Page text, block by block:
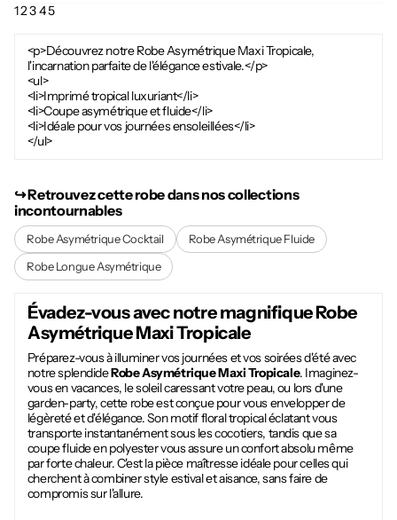
12345
<p>Découvrez notre Robe Asymétrique Maxi Tropicale,
l'incarnation parfaite de l'élégance estivale.</p>
<ul>
<li>Imprimé tropical luxuriant</li>
<li>Coupe asymétrique et fluide</li>
<li>Idéale pour vos journées ensoleillées</li>
</ul>
↪︎ Retrouvez cette robe dans nos collections
incontournables
Robe Asymétrique Cocktail
Robe Asymétrique Fluide
Robe Longue Asymétrique
Évadez-vous avec notre magnifiqueRobe
Asymétrique Maxi Tropicale
Préparez-vous à illuminer vos journées et vos soirées d'été avec
notre splendideRobe Asymétrique Maxi Tropicale. Imaginez-
vous en vacances, le soleil caressant votre peau, ou lors d'une
garden-party, cette robe est conçue pour vous envelopper de
légèreté et d'élégance. Son motif floral tropical éclatant vous
transporte instantanément sous les cocotiers, tandis que sa
coupe fluide en polyester vous assure un confort absolu même
par forte chaleur. C'est la pièce maîtresse idéale pour celles qui
cherchent à combiner style estival et aisance, sans faire de
compromis sur l'allure.